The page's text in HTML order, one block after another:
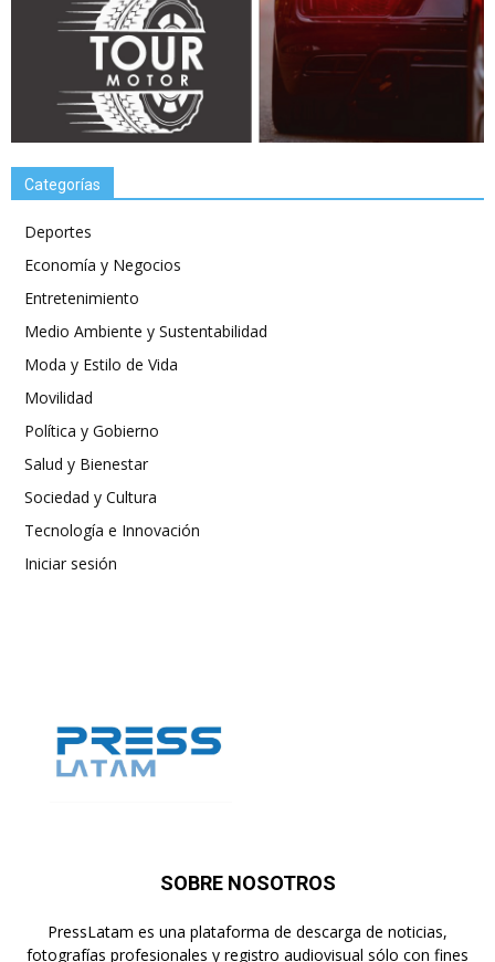
Categorías
Deportes
Economía y Negocios
Entretenimiento
Medio Ambiente y Sustentabilidad
Moda y Estilo de Vida
Movilidad
Política y Gobierno
Salud y Bienestar
Sociedad y Cultura
Tecnología e Innovación
Iniciar sesión
SOBRE NOSOTROS
PressLatam es una plataforma de descarga de noticias,
fotografías profesionales y registro audiovisual sólo con fines